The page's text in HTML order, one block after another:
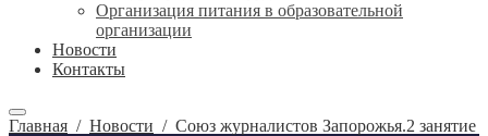
Организация питания в образовательной
организации
Новости
Контакты
Главная / Новости / Союз журналистов Запорожья.2 занятие